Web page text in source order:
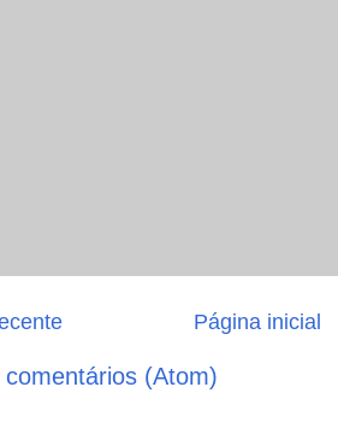
Página inicial
comentários (Atom)